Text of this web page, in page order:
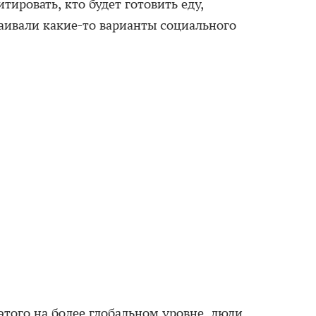
кто будет готовить еду,
какие-то варианты социального